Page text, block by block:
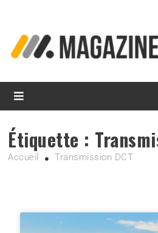
Étiquette :
Accueil Transmission DCT